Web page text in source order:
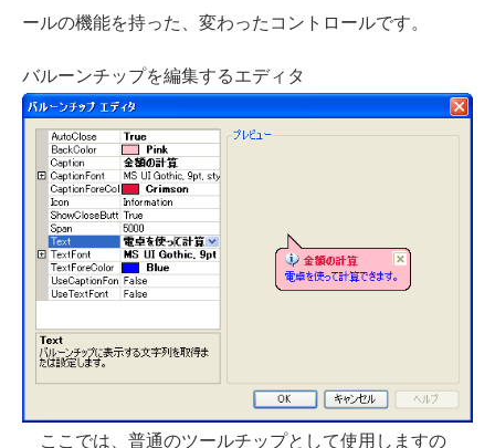
ールの機能を持った、変わったコントロールです。
バルーンチップを編集するエディタ
ここでは、普通のツールチップとして使用しますの